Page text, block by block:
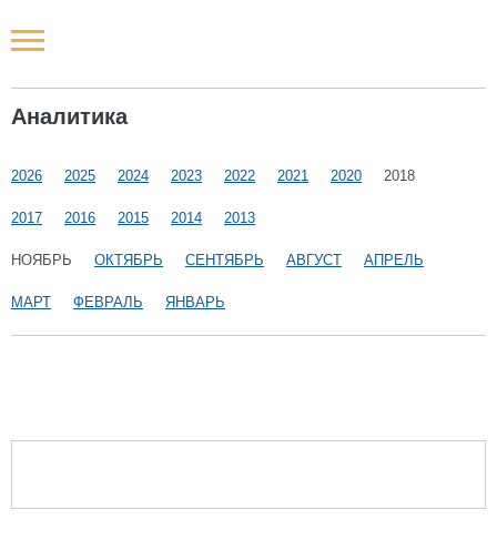
Аналитика
2026 2025 2024 2023 2022 2021 2020 2018
2017 2016 2015 2014 2013
НОЯБРЬ ОКТЯБРЬ СЕНТЯБРЬ АВГУСТ АПРЕЛЬ
МАРТ ФЕВРАЛЬ ЯНВАРЬ
Новости РФ
Наши мероприятия
Статьи